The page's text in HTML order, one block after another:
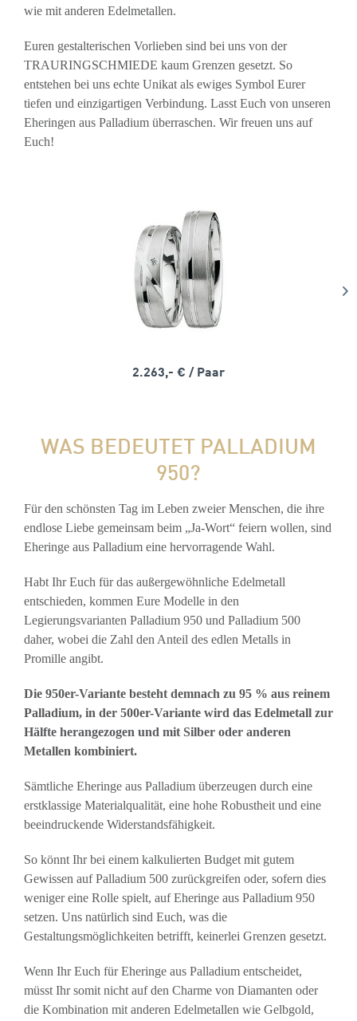
wie mit anderen Edelmetallen.
Euren gestalterischen Vorlieben sind bei uns von der
TRAURINGSCHMIEDE kaum Grenzen gesetzt. So
entstehen bei uns echte Unikat als ewiges Symbol Eurer
tiefen und einzigartigen Verbindung. Lasst Euch von unseren
Eheringen aus Palladium überraschen. Wir freuen uns auf
Euch!
2.263,- € / Paar
WAS BEDEUTET PALLADIUM
950?
Für den schönsten Tag im Leben zweier Menschen, die ihre
endlose Liebe gemeinsam beim „Ja-Wort“ feiern wollen, sind
Eheringe aus Palladium eine hervorragende Wahl.
Habt Ihr Euch für das außergewöhnliche Edelmetall
entschieden, kommen Eure Modelle in den
Legierungsvarianten Palladium 950 und Palladium 500
daher, wobei die Zahl den Anteil des edlen Metalls in
Promille angibt.
Die 950er-Variante besteht demnach zu 95 % aus reinem
Palladium, in der 500er-Variante wird das Edelmetall zur
Hälfte herangezogen und mit Silber oder anderen
Metallen kombiniert.
Sämtliche Eheringe aus Palladium überzeugen durch eine
erstklassige Materialqualität, eine hohe Robustheit und eine
beeindruckende Widerstandsfähigkeit.
So könnt Ihr bei einem kalkulierten Budget mit gutem
Gewissen auf Palladium 500 zurückgreifen oder, sofern dies
weniger eine Rolle spielt, auf Eheringe aus Palladium 950
setzen. Uns natürlich sind Euch, was die
Gestaltungsmöglichkeiten betrifft, keinerlei Grenzen gesetzt.
Wenn Ihr Euch für Eheringe aus Palladium entscheidet,
müsst Ihr somit nicht auf den Charme von Diamanten oder
die Kombination mit anderen Edelmetallen wie Gelbgold,